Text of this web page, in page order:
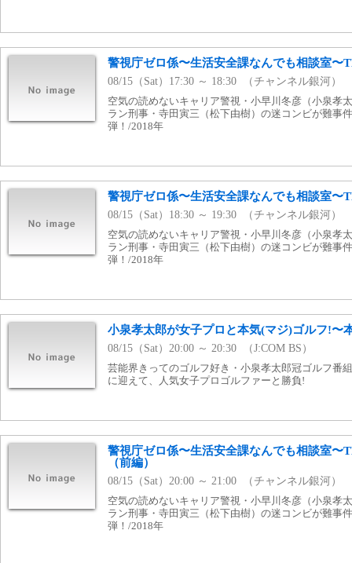
警視庁ゼロ係〜生活安全課なんでも相談室〜
08/15（Sat）17:30 ～ 18:30 （チャンネル銀河）
空気の読めないキャリア警視・小早川冬彦（小泉孝
ラン刑事・寺田寅三（松下由樹）の迷コンビが難事
弾！/2018年
警視庁ゼロ係〜生活安全課なんでも相談室〜
08/15（Sat）18:30 ～ 19:30 （チャンネル銀河）
空気の読めないキャリア警視・小早川冬彦（小泉孝
ラン刑事・寺田寅三（松下由樹）の迷コンビが難事
弾！/2018年
小泉孝太郎が女子プロと本気(マジ)ゴルフ!
08/15（Sat）20:00 ～ 20:30 （J:COM BS）
芸能界きってのゴルフ好き・小泉孝太郎冠ゴルフ番
に迎えて、人気女子プロゴルファーと勝負!
警視庁ゼロ係〜生活安全課なんでも相談室〜
（前編）
08/15（Sat）20:00 ～ 21:00 （チャンネル銀河）
空気の読めないキャリア警視・小早川冬彦（小泉孝
ラン刑事・寺田寅三（松下由樹）の迷コンビが難事
弾！/2018年